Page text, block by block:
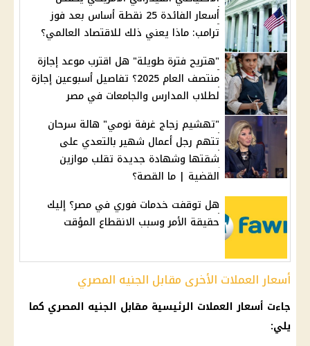
أسعار الفائدة 25 نقطة أساس بعد فوز
ترامب: ماذا يعني ذلك للاقتصاد العالمي؟
"هتريح فترة طويلة" هل اقترب موعد إجازة
منتصف العام 2025؟ تفاصيل أسبوعين إجازة
لطلاب المدارس والجامعات في مصر
"تهشيم زجاج غرفة نومي" هالة سرحان
تتهم رجل أعمال شهير بالتعدي على
شقتها وشهادة جديدة تقلب موازين
القضية | ما القصة؟
هل توقفت خدمات فوري في مصر؟ إليك
حقيقة الأمر وسبب الانقطاع المؤقت
أسعار العملات الأخرى مقابل الجنيه المصري
جاءت أسعار العملات الرئيسية مقابل الجنيه المصري كما
يلي: